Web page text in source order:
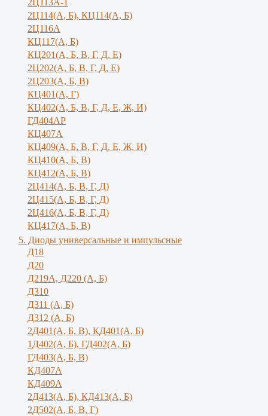
2Ц113А-1
2Ц114(А, Б), КЦ114(А, Б)
2Ц116А
КЦ117(А, Б)
КЦ201(А, Б, В, Г, Д, Е)
2Ц202(А, Б, В, Г, Д, Е)
2Ц203(А, Б, В)
КЦ401(А, Г)
КЦ402(А, Б, В, Г, Д, Е, Ж, И)
ГД404АР
КЦ407А
КЦ409(А, Б, В, Г, Д, Е, Ж, И)
КЦ410(А, Б, В)
КЦ412(А, Б, В)
2Ц414(А, Б, В, Г, Д)
2Ц415(А, Б, В, Г, Д)
2Ц416(А, Б, В, Г, Д)
КЦ417(А, Б, В)
5. Диоды универсальные и импульсные
Д18
Д20
Д219А, Д220 (А, Б)
Д310
Д311 (А, Б)
Д312 (А, Б)
2Д401(А, Б, В), КД401(А, Б)
1Д402(А, Б), ГД402(А, Б)
ГД403(А, Б, В)
КД407А
КД409А
2Д413(А, Б), КД413(А, Б)
2Д502(А, Б, В, Г)